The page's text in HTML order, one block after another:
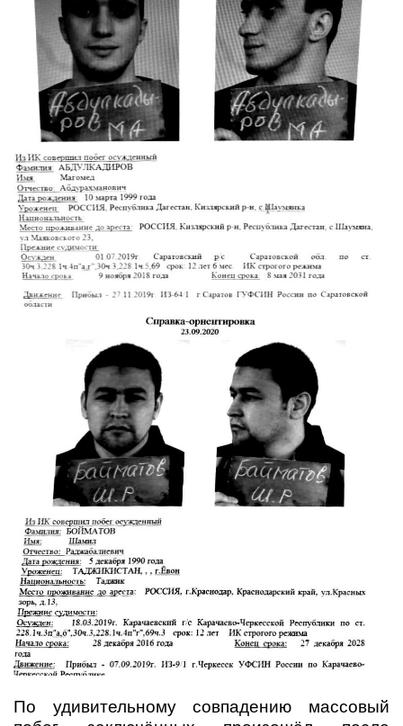
По удивительному совпадению массовый